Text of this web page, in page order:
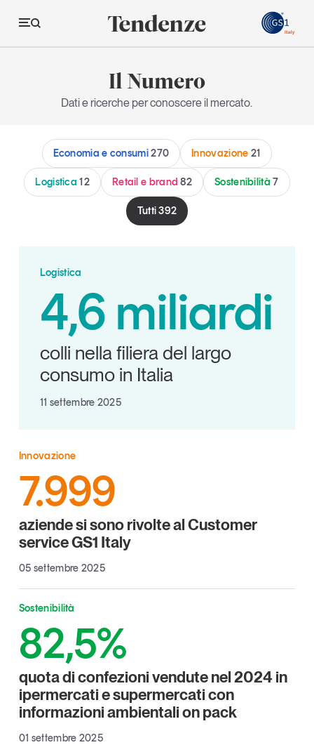
Tendenze
Economia e consumi
Innovazione
Logistica
Retail e brand
Grandi temi
Magazine
Opinioni
Dossier
Interviste
Video
Studi e ricerche
Tutti gli studi e le ricerche
Tutti gli appuntamenti
Contatti
Tendenze Journal
La nostra newsletter nella tua email
Iscriviti
Il Numero
Dati e ricerche per conoscere il mercato.
Economia e consumi270 Innovazione 21
Logistica12 Retail e brand82 Sostenibilità7
Tutti392
Logistica
4,6 miliardi
colli nella filiera del largo
consumo in Italia
11 settembre 2025
Innovazione
7.999
aziende si sono rivolte al Customer
service GS1 Italy
05 settembre 2025
Sostenibilità
82,5%
quota di confezioni vendute nel 2024 in
ipermercati e supermercati con
informazioni ambientali on pack
01 settembre 2025